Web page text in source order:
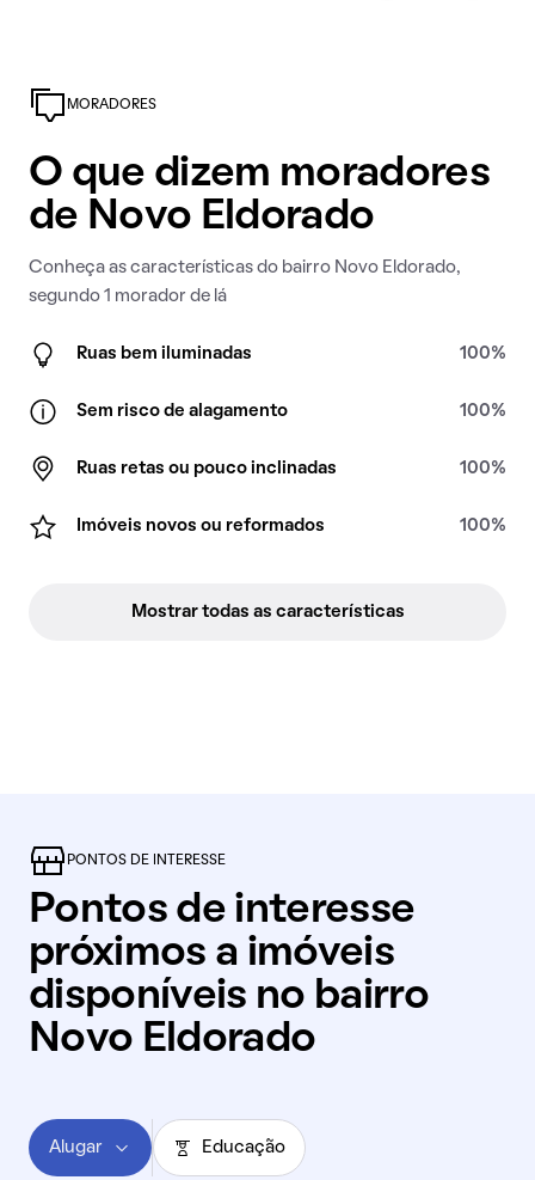
MORADORES
O que dizem moradores
de Novo Eldorado
Conheça as características do bairro Novo Eldorado,
segundo 1 morador de lá
Ruas bem iluminadas 100%
Sem risco de alagamento 100%
Ruas retas ou pouco inclinadas 100%
Imóveis novos ou reformados 100%
Mostrar todas as características
PONTOS DE INTERESSE
Pontos de interesse
próximos a imóveis
disponíveis no bairro
Novo Eldorado
Alugar Educação